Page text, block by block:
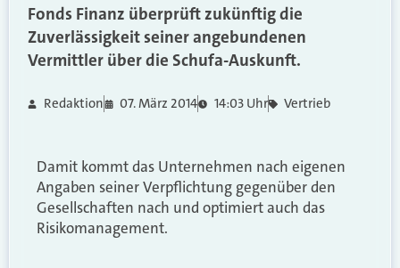
Fonds Finanz überprüft zukünftig die
Zuverlässigkeit seiner angebundenen
Vermittler über die Schufa-Auskunft.
Redaktion 07. März 2014 14:03 Uhr Vertrieb
Damit kommt das Unternehmen nach eigenen
Angaben seiner Verpflichtung gegenüber den
Gesellschaften nach und optimiert auch das
Risikomanagement.